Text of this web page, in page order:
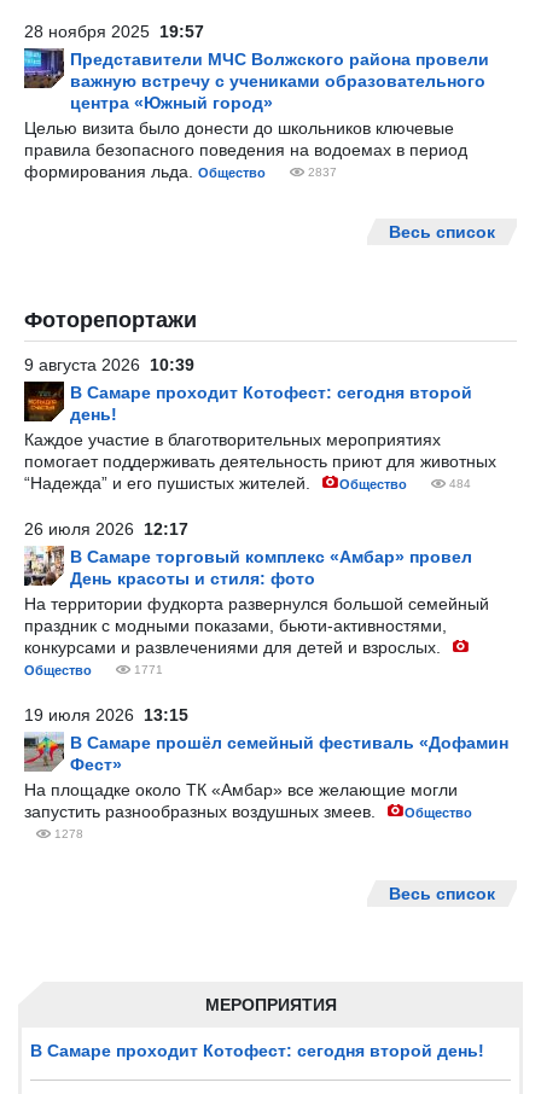
МЕРОПРИЯТИЯ
В Самаре проходит Котофест: сегодня второй день!
28 ноября 2025 19:57
Представители МЧС Волжского района провели
важную встречу с учениками образовательного
центра «Южный город»
Целью визита было донести до школьников ключевые
правила безопасного поведения на водоемах в период
формирования льда.
Общество 2837
Весь список
Фоторепортажи
9 августа 2026 10:39
В Самаре проходит Котофест: сегодня второй
день!
Каждое участие в благотворительных мероприятиях
помогает поддерживать деятельность приют для животных
“Надежда” и его пушистых жителей.
Общество 484
26 июля 2026 12:17
В Самаре торговый комплекс «Амбар» провел
День красоты и стиля: фото
На территории фудкорта развернулся большой семейный
праздник с модными показами, бьюти-активностями,
конкурсами и развлечениями для детей и взрослых.
Общество 1771
19 июля 2026 13:15
В Самаре прошёл семейный фестиваль «Дофамин
Фест»
На площадке около ТК «Амбар» все желающие могли
запустить разнообразных воздушных змеев.
Общество
1278
Весь список